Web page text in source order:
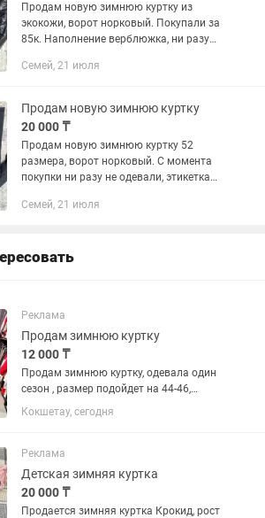
Продам новую зимнюю куртку из
экокожи, ворот норковый. Покупали за
85к. Наполнение верблюжка, ни разу
25,000тг.
Семей, 21 июля
Продам новую зимнюю куртку
20 000 ₸
Продам новую зимнюю куртку 52
размера, ворот норковый. С момента
покупки ни разу не одевали, этикетка
Семей, 21 июля
Реклама
Продам зимнюю куртку
12 000 ₸
Продам зимнюю куртку, одевала один
сезон , размер подойдет на 44-46,
очень теплая ( продаю с связи что
сильно похудела , стала большая)
Кокшетау, сегодня
Реклама
Детская зимняя куртка
20 000 ₸
Продается зимняя куртка Крокид, рост